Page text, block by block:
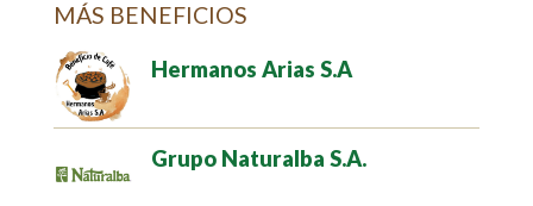
MÁS BENEFICIOS
Hermanos Arias S.A
Grupo Naturalba S.A.